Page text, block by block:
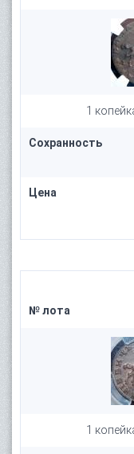
1
Сохранность
Цена
№ лота
1